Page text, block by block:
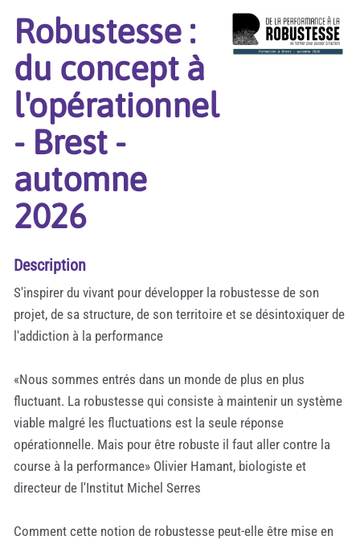
Robustesse :
du concept à
l'opérationnel
- Brest -
automne
2026
Description
S'inspirer du vivant pour développer la robustesse de son
projet, de sa structure, de son territoire et se désintoxiquer de
l'addiction à la performance
«Nous sommes entrés dans un monde de plus en plus
fluctuant. La robustesse qui consiste à maintenir un système
viable malgré les fluctuations est la seule réponse
opérationnelle. Mais pour être robuste il faut aller contre la
course à la performance» Olivier Hamant, biologiste et
directeur de l'Institut Michel Serres
Comment cette notion de robustesse peut-elle être mise en